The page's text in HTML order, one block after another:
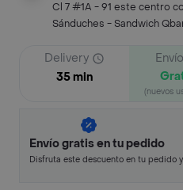
Cl 7 #1A - 91 este centro
Sánduches - Sandwich
Delivery
35 min
Envío
(nuevos
Envío gratis en tu pedido
Disfruta este descuento en tu pedido